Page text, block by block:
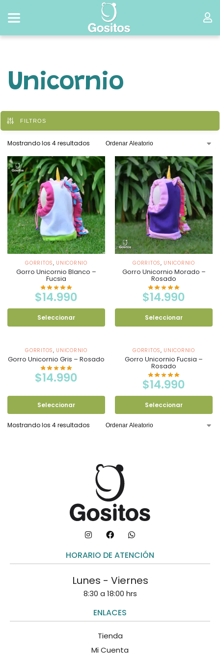
Unicornio
FILTROS
Mostrando los 4 resultados
GORRITOS, UNICORNIO
Gorro Unicornio Blanco –
Fucsia
$14.990
Seleccionar
GORRITOS, UNICORNIO
Gorro Unicornio Morado –
Rosado
$14.990
Seleccionar
GORRITOS, UNICORNIO
Gorro Unicornio Gris – Rosado
$14.990
Seleccionar
GORRITOS, UNICORNIO
Gorro Unicornio Fucsia –
Rosado
$14.990
Seleccionar
Mostrando los 4 resultados
HORARIO DE ATENCIÓN
Lunes - Viernes
8:30 a 18:00 hrs
ENLACES
Tienda
Mi Cuenta